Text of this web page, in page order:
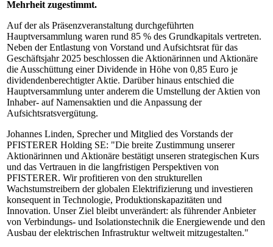
Mehrheit zugestimmt.
Auf der als Präsenzveranstaltung durchgeführten
Hauptversammlung waren rund 85 % des Grundkapitals vertreten.
Neben der Entlastung von Vorstand und Aufsichtsrat für das
Geschäftsjahr 2025 beschlossen die Aktionärinnen und Aktionäre
die Ausschüttung einer Dividende in Höhe von 0,85 Euro je
dividendenberechtigter Aktie. Darüber hinaus entschied die
Hauptversammlung unter anderem die Umstellung der Aktien von
Inhaber- auf Namensaktien und die Anpassung der
Aufsichtsratsvergütung.
Johannes Linden, Sprecher und Mitglied des Vorstands der
PFISTERER Holding SE: "Die breite Zustimmung unserer
Aktionärinnen und Aktionäre bestätigt unseren strategischen Kurs
und das Vertrauen in die langfristigen Perspektiven von
PFISTERER. Wir profitieren von den strukturellen
Wachstumstreibern der globalen Elektrifizierung und investieren
konsequent in Technologie, Produktionskapazitäten und
Innovation. Unser Ziel bleibt unverändert: als führender Anbieter
von Verbindungs- und Isolationstechnik die Energiewende und den
Ausbau der elektrischen Infrastruktur weltweit mitzugestalten."